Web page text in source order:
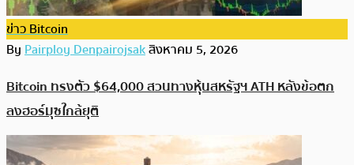
ข่าว Bitcoin
ByPairploy Denpairojsakสิงหาคม 5, 2026
Bitcoin ทรงตัว $64,000 สวนทางหุ้นสหรัฐฯ ATH หลังข้อตก
ลงฮอร์มุซใกล้ยุติ